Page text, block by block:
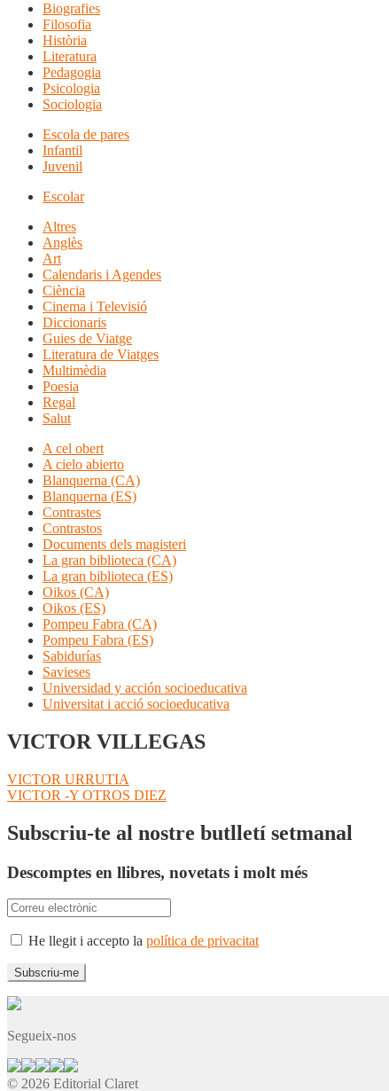
Biografies
Filosofia
Història
Literatura
Pedagogia
Psicologia
Sociologia
Escola de pares
Infantil
Juvenil
Escolar
Altres
Anglès
Art
Calendaris i Agendes
Ciència
Cinema i Televisió
Diccionaris
Guies de Viatge
Literatura de Viatges
Multimèdia
Poesia
Regal
Salut
A cel obert
A cielo abierto
Blanquerna (CA)
Blanquerna (ES)
Contrastes
Contrastos
Documents dels magisteri
La gran biblioteca (CA)
La gran biblioteca (ES)
Oikos (CA)
Oikos (ES)
Pompeu Fabra (CA)
Pompeu Fabra (ES)
Sabidurías
Savieses
Universidad y acción socioeducativa
Universitat i acció socioeducativa
VICTOR VILLEGAS
Navegació
d'entrades
Entrada
anterior:
VICTOR URRUTIA
Pròxima
VICTOR -Y OTROS DIEZ
Subscriu-te al nostre butlletí setmanal
Descomptes en llibres, novetats i molt més
He llegit i accepto la política de privacitat
Segueix-nos
© 2026 Editorial Claret